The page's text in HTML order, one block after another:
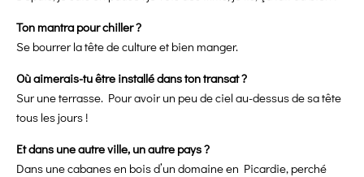
Ton mantra pour chiller ?
Se bourrer la tête de culture et bien manger.
Où aimerais-tu être installé dans ton transat ?
Sur une terrasse. Pour avoir un peu de ciel au-dessus de sa tête
tous les jours !
Et dans une autre ville, un autre pays ?
Dans une cabanes en bois d’un domaine en Picardie, perché